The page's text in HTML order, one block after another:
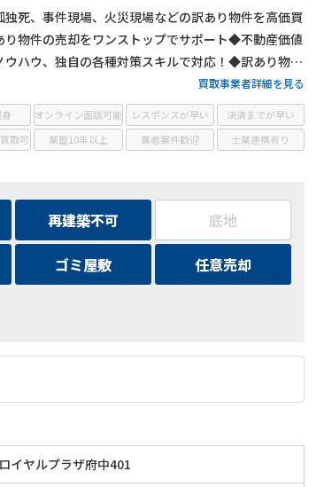
死、事件現場、火災現場などの訳あり物件を高価買
物件の売却をワンストップでサポート◆不動産価値
ウハウ、独自の各種対策スキルで対応！◆訳あり物件
買取事業者詳細を見る
再建築不可 底地
ゴミ屋敷 任意売却
イヤルプラザ府中401
オンライン面談可能 レスポンスが早い
決済までが早い
取可
業歴10年以上 業者案件歓迎 士業連携有り